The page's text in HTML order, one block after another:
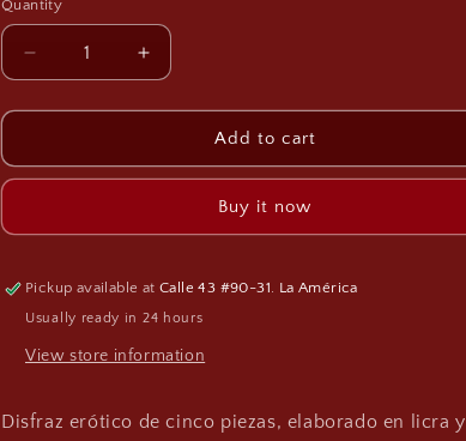
n
Quantity
Decrease
quantity
for
MILITAR
Increase
quantity
for
MILITAR
Add to cart
Buy it now
Pickup available atCalle 43 #90-31. La América
Usually ready in 24 hours
View store information
Disfraz erótico de cinco piezas, elaborado en licra